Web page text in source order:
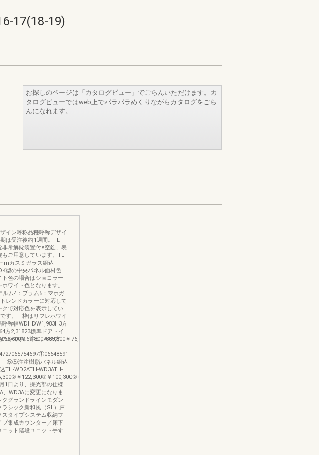
17(18-19)
お探しのページは「カタログビュー」でごらんいただけます。カ
タログビューではweb上でパラパラめくりながらカタログをごら
んになれます。
￥69,800￥69,800￥76,700
イン呼称品種呼称デザイ
注後約1週間。TL-
常解錠装置付※空錠、表
ご用意しています。TL-
カスミガラス組込
型の中央パネル面材色
色の場合はショコラー
ワイト色となります。
ルム4：プラム5：マホガ
レンドカラーに対応して
で対応色を表示してい
す。 枠はリフレホワイ
呼称幅WDHDW1,983H3方
方2,31823標準ドアトイ
みです。注21,7833方
注注樹脂パネル組込
TH-WD2ATH-WD3ATH-
￥122,300①￥100,300②￥105,300①￥87,300②￥92,3004mm
1日より、採光部の仕様
WD3Aに変更になりま
グランドラインモダン
シック新和風（SL）戸
タイプシステム収納フ
集成カウンター／床下
ット階段ユニット手す